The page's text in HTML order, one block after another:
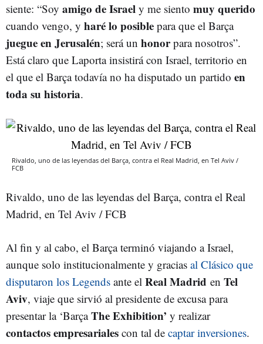
siente: “Soy amigo de Israel y me siento muy querido
cuando vengo, y haré lo posible para que el Barça
juegue en Jerusalén; será un honorpara nosotros”.
Está claro que Laporta insistirá con Israel, territorio en
el que el Barça todavía no ha disputado un partido en
toda su historia.
Rivaldo, uno de las leyendas del Barça, contra el Real Madrid, en Tel Aviv /
FCB
Rivaldo, uno de las leyendas del Barça, contra el Real
Madrid, en Tel Aviv / FCB
Al fin y al cabo, el Barça terminó viajando a Israel,
aunque solo institucionalmente y gracias al Clásico que
disputaron los Legends ante el Real Madrid en Tel
Aviv, viaje que sirvió al presidente de excusa para
presentar la ‘BarçaThe Exhibition’ y realizar
contactos empresariales con tal de captar inversiones.